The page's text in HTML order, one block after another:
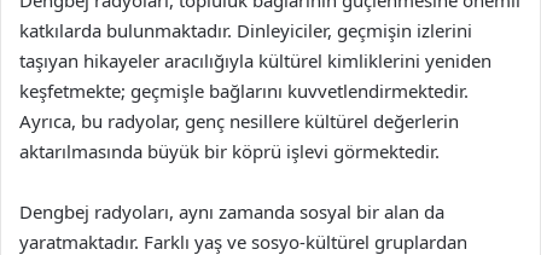
katkılarda bulunmaktadır. Dinleyiciler, geçmişin izlerini
taşıyan hikayeler aracılığıyla kültürel kimliklerini yeniden
keşfetmekte; geçmişle bağlarını kuvvetlendirmektedir.
Ayrıca, bu radyolar, genç nesillere kültürel değerlerin
aktarılmasında büyük bir köprü işlevi görmektedir.
Dengbej radyoları, aynı zamanda sosyal bir alan da
yaratmaktadır. Farklı yaş ve sosyo-kültürel gruplardan